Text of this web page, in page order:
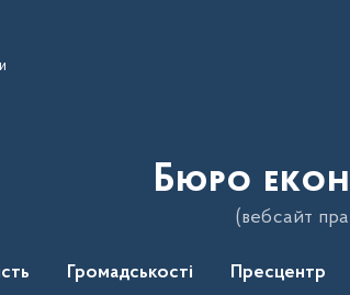
Бюро
(вебсайт
Громадськості Пресцентр